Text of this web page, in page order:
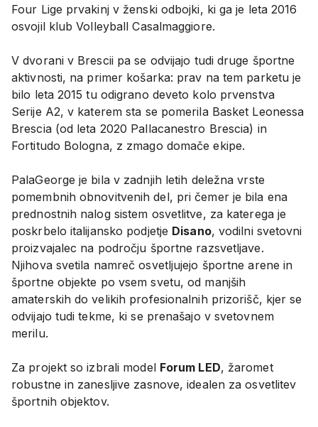
Four Lige prvakinj v ženski odbojki, ki ga je leta 2016
osvojil klub Volleyball Casalmaggiore.
V dvorani v Brescii pa se odvijajo tudi druge športne
aktivnosti, na primer košarka: prav na tem parketu je
bilo leta 2015 tu odigrano deveto kolo prvenstva
Serije A2, v katerem sta se pomerila Basket Leonessa
Brescia (od leta 2020 Pallacanestro Brescia) in
Fortitudo Bologna, z zmago domače ekipe.
PalaGeorge je bila v zadnjih letih deležna vrste
pomembnih obnovitvenih del, pri čemer je bila ena
prednostnih nalog sistem osvetlitve, za katerega je
poskrbelo italijansko podjetje Disano, vodilni svetovni
proizvajalec na področju športne razsvetljave.
Njihova svetila namreč osvetljujejo športne arene in
športne objekte po vsem svetu, od manjših
amaterskih do velikih profesionalnih prizorišč, kjer se
odvijajo tudi tekme, ki se prenašajo v svetovnem
merilu.
Za projekt so izbrali model Forum LED, žaromet
robustne in zanesljive zasnove, idealen za osvetlitev
športnih objektov.